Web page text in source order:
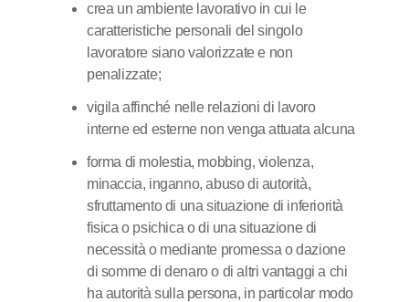
crea un ambiente lavorativo in cui le
caratteristiche personali del singolo
lavoratore siano valorizzate e non
penalizzate;
vigila affinché nelle relazioni di lavoro
interne ed esterne non venga attuata alcuna
forma di molestia, mobbing, violenza,
minaccia, inganno, abuso di autorità,
sfruttamento di una situazione di inferiorità
fisica o psichica o di una situazione di
necessità o mediante promessa o dazione
di somme di denaro o di altri vantaggi a chi
ha autorità sulla persona, in particolar modo